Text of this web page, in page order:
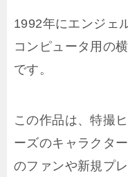
1992年にエンジェ
コンピュータ用の
です。
この作品は、特撮
ーズのキャラクタ
のファンや新規プ